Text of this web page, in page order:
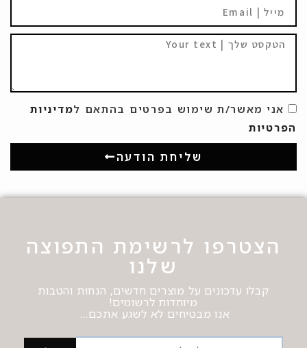
אני מאשר/ת שימוש בפרטים בהתאם למדיניות
הפרטיות
שליחת הודעה
הצטרפו לרשימת התפוצה
שלנו
קבלו עדכונים על מוצרים חדשים, הנחות והטבות
מיוחדות לרשומים!
אנו מבטיחים לא לשגע אתכם…